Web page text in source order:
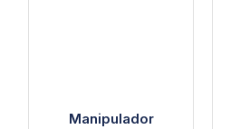
Manipulador